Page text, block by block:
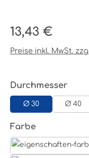
Regulärer Preis:
13,43 €
Preise inkl. MwSt.
Durchmesser
Ø 30 Ø 40
Farbeauswählen